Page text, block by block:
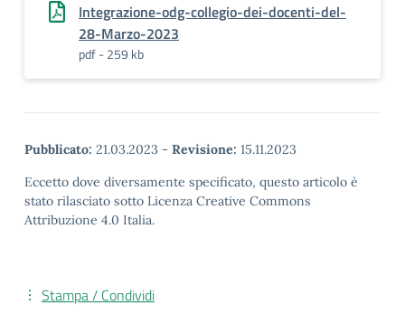
Integrazione-odg-collegio-dei-docenti-del-
28-Marzo-2023
pdf - 259 kb
Pubblicato: 21.03.2023 - Revisione: 15.11.2023
Eccetto dove diversamente specificato, questo articolo è
stato rilasciato sotto Licenza Creative Commons
Attribuzione 4.0 Italia.
Stampa / Condividi